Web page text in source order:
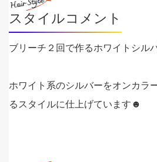
スタイルコメント
ブリーチ２回で作るホワイトシル
ホワイト系のシルバーをオンカラ
るスタイルに仕上げています☻